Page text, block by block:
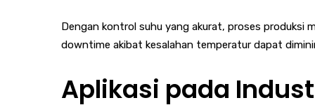
Dengan kontrol suhu yang akurat, proses produksi
downtime akibat kesalahan temperatur dapat
Aplikasi pada